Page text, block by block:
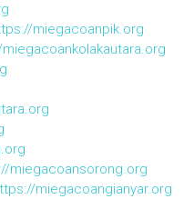
miegacoanpik.org
miegacoansorong.org
miegacoangianyar.org